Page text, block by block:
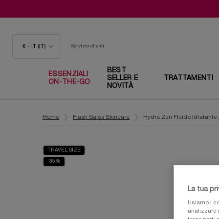
€ - IT (IT) Servizio clienti
ESSENZIALI
ON-THE-GO
BEST
SELLER E
NOVITÀ
TRATTAMENTI
Home Flash Sales Skincare Hydra Zen Fluido Idratante
TRAVEL SIZE
-35%
La tua
Usiamo i
analizzare